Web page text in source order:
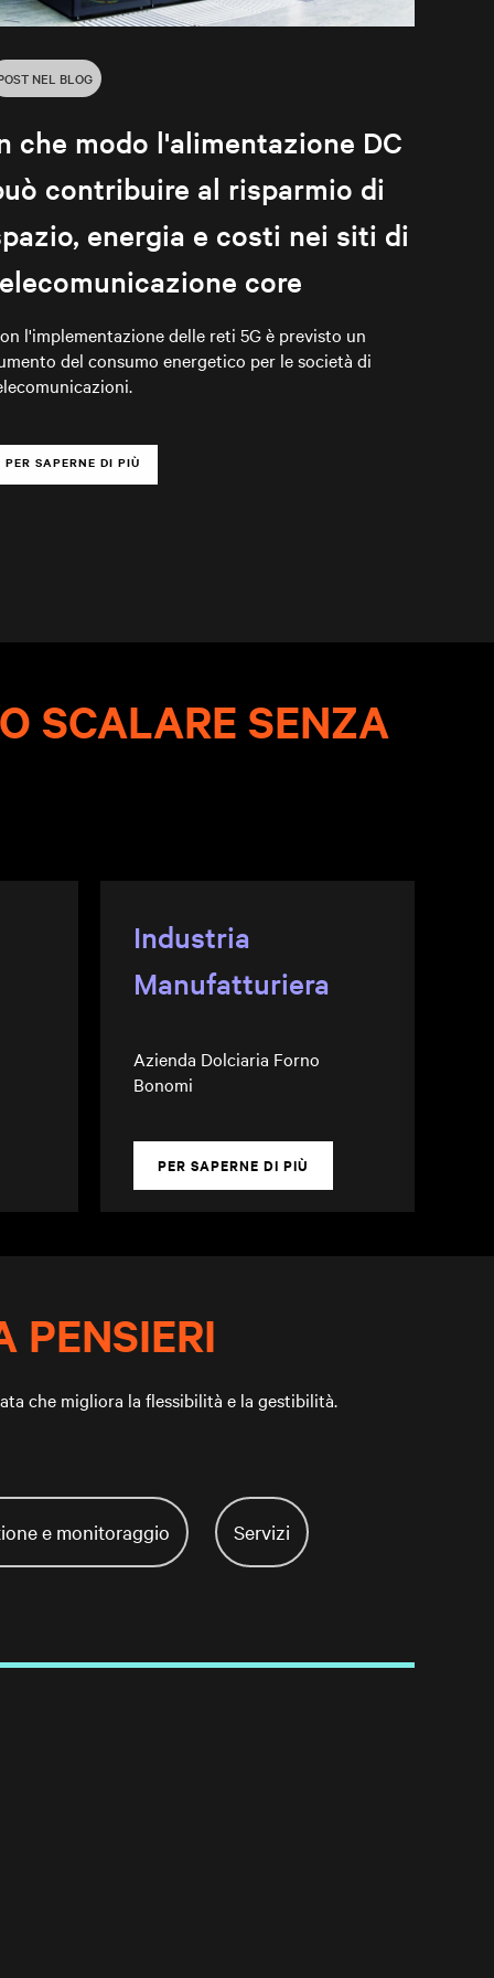
NEL BLOG
che modo l'alimentazione DC
contribuire al risparmio di
energia e costi nei siti di
core
l'implementazione delle reti 5G è previsto un
del consumo energetico per le società di
PER SAPERNE DI PIÙ
SCALARE SENZA
Industria
Manufatturiera
Azienda Dolciaria Forno
Bonomi
PER SAPERNE DI PIÙ
PENSIERI
che migliora la flessibilità e la gestibilità.
e monitoraggio Servizi